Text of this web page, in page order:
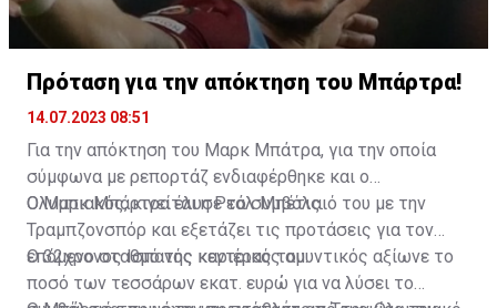
Πρόταση για την απόκτηση του Μπάρτρα!
14.07.2023 08:51
Για την απόκτηση του Μαρκ Μπάτρα, για την οποία
σύμφωνα με ρεπορτάζ ενδιαφέρθηκε και ο
Ολυμπιακός, κινείται η Ρεάλ Μπέτις.
Ο Μαρκ Μπάρτρα έλυσε το συμβόλαιό του με την
Τραμπζονσπόρ και εξετάζει τις προτάσεις για τον
επόμενο σταθμό της καριέρας του.
Ο 32χρονος Ισπανός κεντρικός αμυντικός αξίωνε το
ποσό των τεσσάρων εκατ. ευρώ για να λύσει το